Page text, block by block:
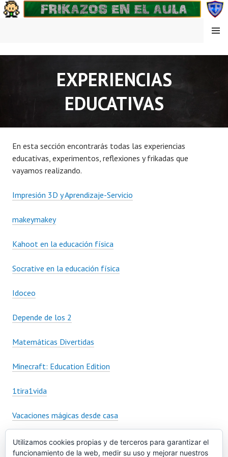
Saltar
al
FRIKAZOS EN EL AULA
MENÚ
EXPERIENCIAS
EDUCATIVAS
En esta sección encontrarás todas las experiencias
educativas, experimentos, reflexiones y frikadas que
vayamos realizando.
Impresión 3D y Aprendizaje-Servicio
makeymakey
Kahoot en la educación física
Socrative en la educación física
Idoceo
Depende de los 2
Matemáticas Divertidas
Minecraft: Education Edition
1tira1vida
Vacaciones mágicas desde casa
Más allá del juego: gamificando de la A-Z
Utilizamos cookies propias y de terceros para garantizar el
funcionamiento de la web, medir su uso y mejorar nuestros